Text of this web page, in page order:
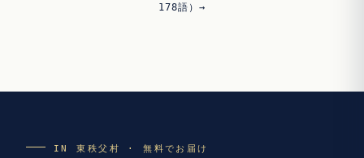
178語）→
IN 東秩父村 · 無料でお届け